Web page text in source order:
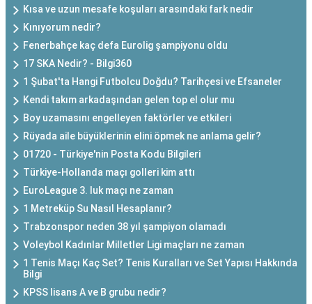
Kısa ve uzun mesafe koşuları arasındaki fark nedir
Kınıyorum nedir?
Fenerbahçe kaç defa Eurolig şampiyonu oldu
17 SKA Nedir? - Bilgi360
1 Şubat'ta Hangi Futbolcu Doğdu? Tarihçesi ve Efsaneler
Kendi takım arkadaşından gelen top el olur mu
Boy uzamasını engelleyen faktörler ve etkileri
Rüyada aile büyüklerinin elini öpmek ne anlama gelir?
01720 - Türkiye'nin Posta Kodu Bilgileri
Türkiye-Hollanda maçı golleri kim attı
EuroLeague 3. luk maçı ne zaman
1 Metreküp Su Nasıl Hesaplanır?
Trabzonspor neden 38 yıl şampiyon olamadı
Voleybol Kadınlar Milletler Ligi maçları ne zaman
1 Tenis Maçı Kaç Set? Tenis Kuralları ve Set Yapısı Hakkında
Bilgi
KPSS lisans A ve B grubu nedir?